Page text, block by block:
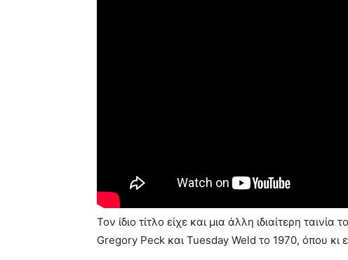
Τον ίδιο τίτλο είχε και μια άλλη ιδιαίτερη
Gregory Peck και Tuesday Weld το 1970, όπου κι